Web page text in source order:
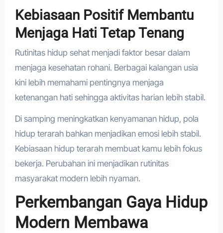
Kebiasaan Positif Membantu
Menjaga Hati Tetap Tenang
Rutinitas hidup sehat menjadi faktor besar dalam
menjaga kesehatan rohani. Berbagai kalangan usia
kini lebih memahami pentingnya menjaga
ketenangan hati sehingga aktivitas harian lebih stabil.
Di samping meningkatkan kenyamanan hidup, pola
hidup terarah bahkan menjadikan emosi lebih stabil.
Kebiasaan hidup terarah membuat kamu lebih fokus
bekerja. Perubahan ini menjadikan rutinitas
masyarakat modern lebih nyaman.
Perkembangan Gaya Hidup
Modern Membawa